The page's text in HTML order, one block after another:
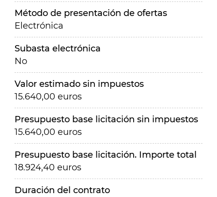
Método de presentación de ofertas
Electrónica
Subasta electrónica
No
Valor estimado sin impuestos
15.640,00 euros
Presupuesto base licitación sin impuestos
15.640,00 euros
Presupuesto base licitación. Importe total
18.924,40 euros
Duración del contrato